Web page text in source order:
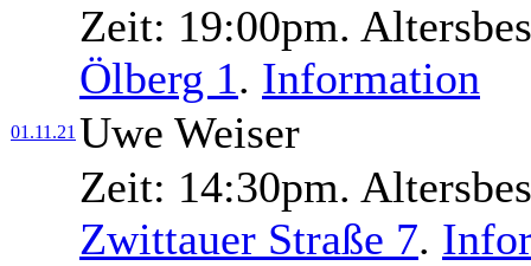
Zeit: 19:00pm.
Ölberg 1. Information
01.11.21 Uwe Weiser
Zeit: 14:30pm.
Zwittauer Straße 7.